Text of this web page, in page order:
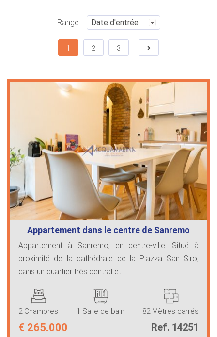
Range
1 2 3
Appartement dans le centre de Sanremo
Appartement à Sanremo, en centre-ville. Situé à
proximité de la cathédrale de la Piazza San Siro,
dans un quartier très central et ...
2 Chambres 1 Salle de bain 82 Mètres carrés
€ 265.000 Ref. 14251